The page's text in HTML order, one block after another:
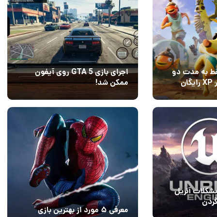
به مدت دو
روز،‌ ۸۰ هزار XP رایگان
آنریل
را گردن
اجرای بازی GTA 5 روی آیفون
ممکن شد!
معرفی ۵ مورد از بهترین بازی